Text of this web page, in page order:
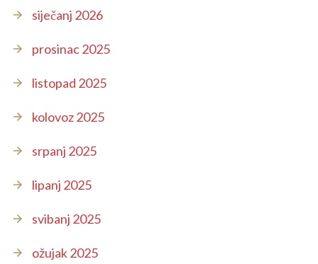
siječanj 2026
prosinac 2025
listopad 2025
kolovoz 2025
srpanj 2025
lipanj 2025
svibanj 2025
ožujak 2025